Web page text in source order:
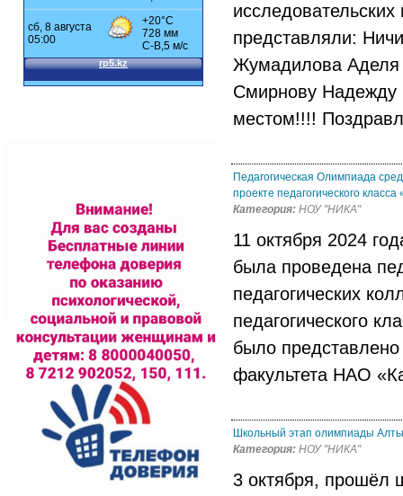
представляли:
Жумадилова Аделя
Смирнову Надежду
местом!!!!
Педагогическая Олимпиада
проекте педагогического
Категория: НОУ "НИКА"
11 октября 2024
была проведена
педагогических
педагогического
было представлено
факультета НАО
Школьный этап олимпиады
Категория: НОУ "НИКА"
3 октября, прошёл